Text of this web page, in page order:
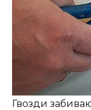
Гвозди